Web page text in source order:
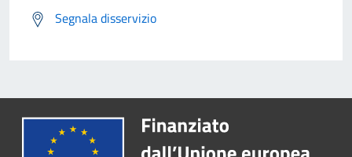
Segnala disservizio